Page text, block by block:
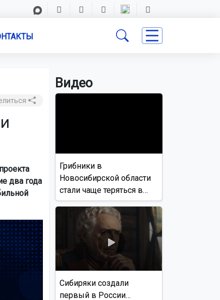
два года
Видео
Грибники в
Новосибирской области
стали чаще теряться в
лесах
Сибиряки создали
первый в России